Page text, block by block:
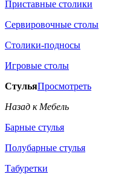
Приставные столики
Сервировочные столы
Столики-подносы
Игровые столы
СтульяПросмотреть
Назад к Мебель
Барные стулья
Полубарные стулья
Табуретки